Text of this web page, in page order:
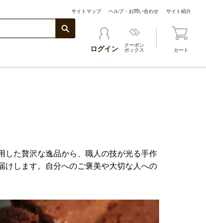
サイトマップ ヘルプ・お問い合わせ サイト紹介
ログイン
クーポン
ボックス
カート
した贅沢な逸品から、職人の技が光る手作
けします。自分へのご褒美や大切な人への